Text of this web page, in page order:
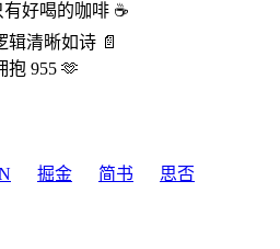
好喝的咖啡 ☕️
清晰如诗 📄
抱 955 🫶
掘金 简书
思否